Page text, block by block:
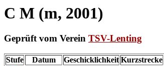
C M (m, 2001)
Geprüft vom Verein TSV-Lenting
Stufe Datum Geschicklichkeit Kurzstrecke